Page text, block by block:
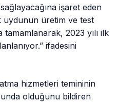
işaret eden
uydunun üretim ve test
tamamlanarak, 2023 yılı ilk
ifadesini
hizmetleri temininin
olduğunu bildiren